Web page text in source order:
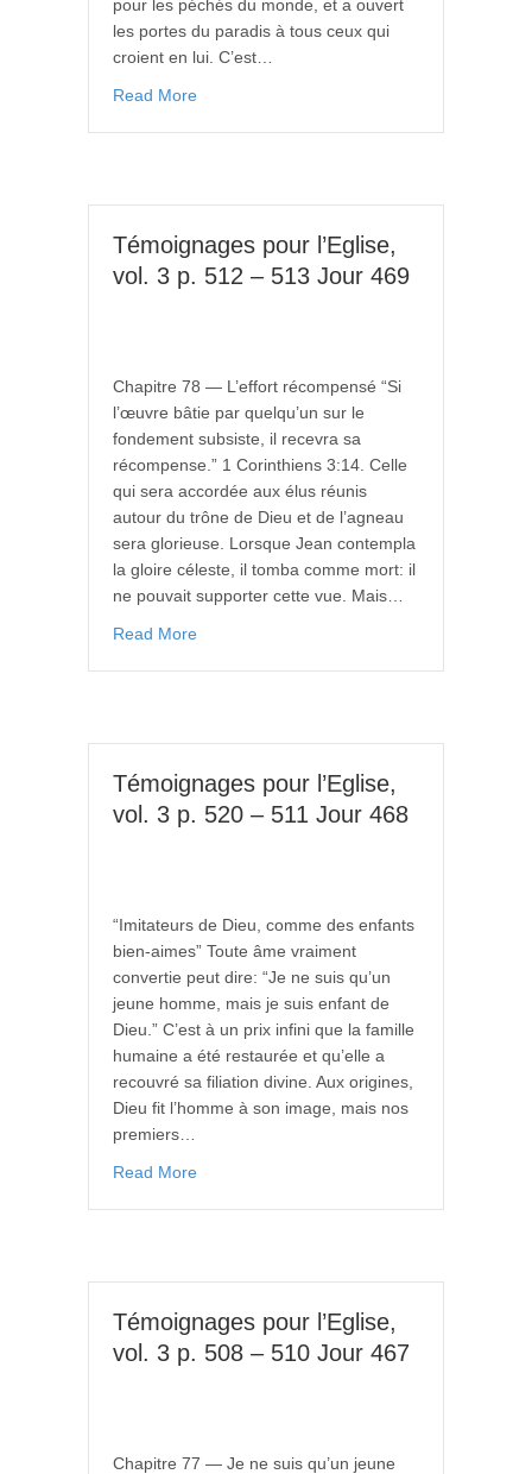
pour les péchés du monde, et a ouvert
les portes du paradis à tous ceux qui
croient en lui. C’est…
Read More
Témoignages pour l’Eglise,
vol. 3 p. 512 – 513 Jour 469
Chapitre 78 — L’effort récompensé “Si
l’œuvre bâtie par quelqu’un sur le
fondement subsiste, il recevra sa
récompense.” 1 Corinthiens 3:14. Celle
qui sera accordée aux élus réunis
autour du trône de Dieu et de l’agneau
sera glorieuse. Lorsque Jean contempla
la gloire céleste, il tomba comme mort: il
ne pouvait supporter cette vue. Mais…
Read More
Témoignages pour l’Eglise,
vol. 3 p. 520 – 511 Jour 468
“Imitateurs de Dieu, comme des enfants
bien-aimes” Toute âme vraiment
convertie peut dire: “Je ne suis qu’un
jeune homme, mais je suis enfant de
Dieu.” C’est à un prix infini que la famille
humaine a été restaurée et qu’elle a
recouvré sa filiation divine. Aux origines,
Dieu fit l’homme à son image, mais nos
premiers…
Read More
Témoignages pour l’Eglise,
vol. 3 p. 508 – 510 Jour 467
Chapitre 77 — Je ne suis qu’un jeune